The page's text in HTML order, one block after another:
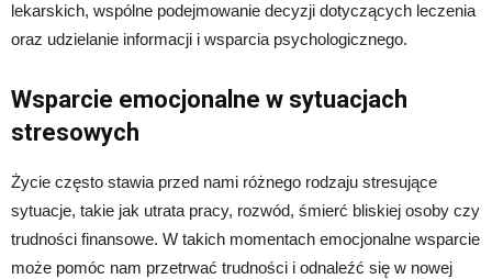
lekarskich, wspólne podejmowanie decyzji dotyczących leczenia
oraz udzielanie informacji i wsparcia psychologicznego.
Wsparcie emocjonalne w sytuacjach
stresowych
Życie często stawia przed nami różnego rodzaju stresujące
sytuacje, takie jak utrata pracy, rozwód, śmierć bliskiej osoby czy
trudności finansowe. W takich momentach emocjonalne wsparcie
może pomóc nam przetrwać trudności i odnaleźć się w nowej